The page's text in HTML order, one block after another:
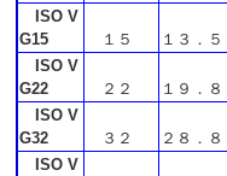
ISO V
G15
１５ １３．５
ISO V
G22
２２ １９．８
ISO V
G32
３２ ２８．８
ISO V